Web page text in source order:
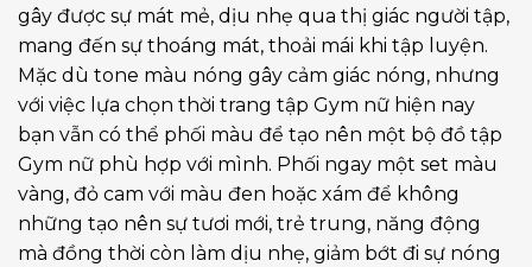
gây được sự mát mẻ, dịu nhẹ qua thị giác người tập,
mang đến sự thoáng mát, thoải mái khi tập luyện.
Mặc dù tone màu nóng gây cảm giác nóng, nhưng
với việc lựa chọn thời trang tập Gym nữ hiện nay
bạn vẫn có thể phối màu để tạo nên một bộ đồ tập
Gym nữ phù hợp với mình. Phối ngay một set màu
vàng, đỏ cam với màu đen hoặc xám để không
những tạo nên sự tươi mới, trẻ trung, năng động
mà đồng thời còn làm dịu nhẹ, giảm bớt đi sự nóng